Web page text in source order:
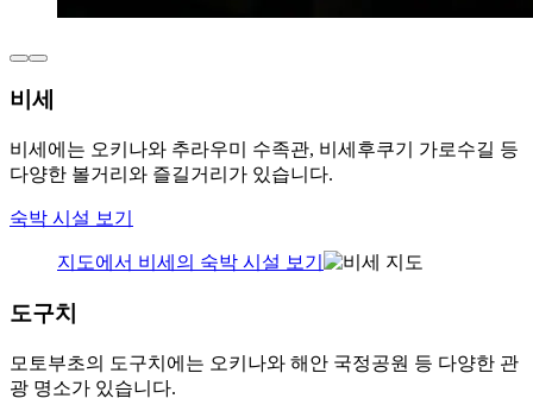
비세
비세에는 오키나와 추라우미 수족관, 비세후쿠기 가로수길 등
다양한 볼거리와 즐길거리가 있습니다.
숙박 시설 보기
지도에서 비세의 숙박 시설 보기
도구치
모토부초의 도구치에는 오키나와 해안 국정공원 등 다양한 관
광 명소가 있습니다.